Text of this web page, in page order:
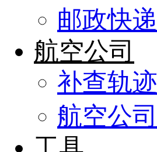
邮政快递
航空公司
补查轨迹
航空公司